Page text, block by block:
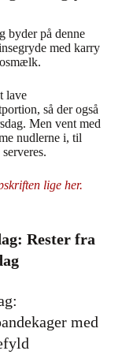
byder på denne
med karry
lave
så der også
Men vent med
nudlerne i, til
lige her.
Rester fra
med